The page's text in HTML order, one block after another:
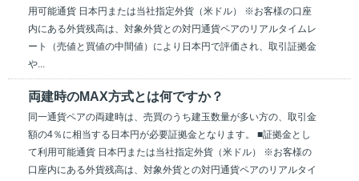
用可能通貨 日本円または当社指定外貨（米ドル） ※お客様の口座
内にある外貨残高は、対象外貨との対円通貨ペアのリアルタイムレ
ート（売値と買値の中間値）により日本円で評価され、取引証拠金
や...
両建時のMAX方式とは何ですか？
同一通貨ペアの両建時は、売買のうち建玉数量が多い方の、取引金
額の4％に相当する日本円が必要証拠金となります。 ■証拠金とし
て利用可能通貨 日本円または当社指定外貨（米ドル） ※お客様の
口座内にある外貨残高は、対象外貨との対円通貨ペアのリアルタイ